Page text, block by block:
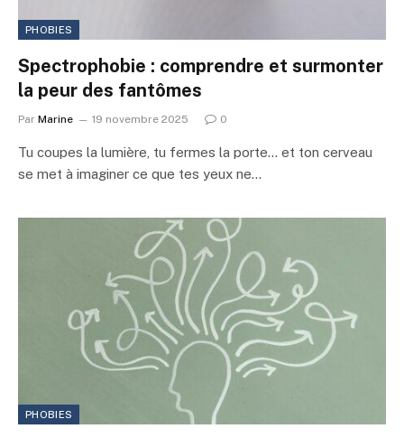
PHOBIES
Spectrophobie : comprendre et surmonter
la peur des fantômes
Par Marine 19 novembre 2025 0
Tu coupes la lumière, tu fermes la porte… et ton cerveau
se met à imaginer ce que tes yeux ne…
PHOBIES